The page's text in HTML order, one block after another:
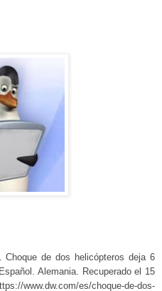
de dos helicópteros deja 6
Alemania. Recuperado el 15
es/choque-de-dos-